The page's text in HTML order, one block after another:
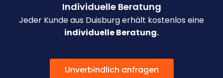
Individuelle Beratung
Jeder Kunde aus Duisburg erhält kostenlos eine
individuelle Beratung.
Unverbindlich anfragen